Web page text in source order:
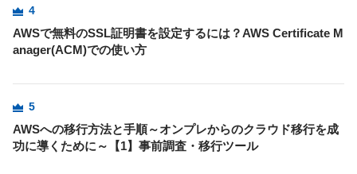
4
AWSで無料のSSL証明書を設定するには？AWS Certificate M
anager(ACM)での使い方
5
AWSへの移行方法と手順～オンプレからのクラウド移行を成
功に導くために～【1】事前調査・移行ツール